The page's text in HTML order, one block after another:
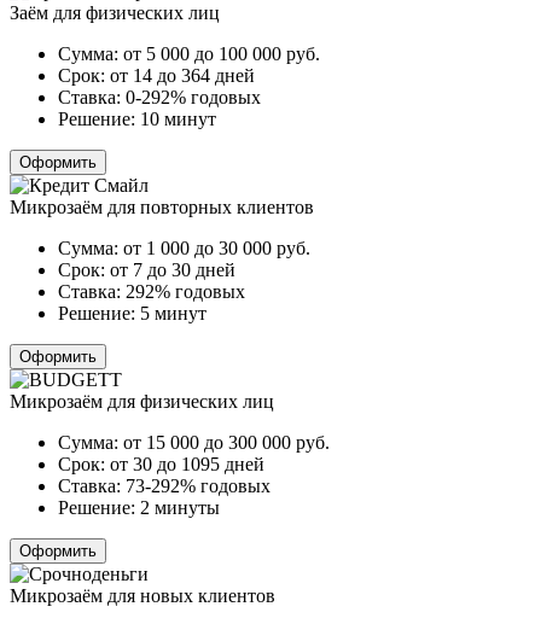
Заём для физических лиц
Сумма: от 5 000 до 100 000 руб.
Срок: от 14 до 364 дней
Ставка: 0-292% годовых
Решение: 10 минут
Оформить
Микрозаём для повторных клиентов
Сумма: от 1 000 до 30 000 руб.
Срок: от 7 до 30 дней
Ставка: 292% годовых
Решение: 5 минут
Оформить
Микрозаём для физических лиц
Сумма: от 15 000 до 300 000 руб.
Срок: от 30 до 1095 дней
Ставка: 73-292% годовых
Решение: 2 минуты
Оформить
Микрозаём для новых клиентов